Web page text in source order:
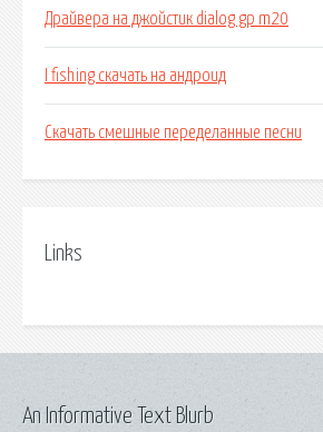
Драйвера на джойстик dialog gp m20
I fishing скачать на андроид
Скачать смешные переделанные песни
Links
An Informative Text Blurb